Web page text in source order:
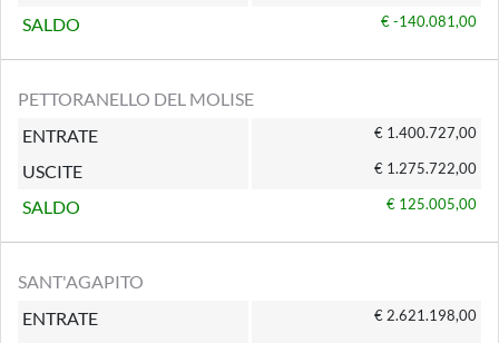
SALDO € -140.081,00
PETTORANELLO DEL MOLISE
ENTRATE
€ 1.400.727,00
USCITE € 1.275.722,00
SALDO € 125.005,00
SANT'AGAPITO
ENTRATE
€ 2.621.198,00